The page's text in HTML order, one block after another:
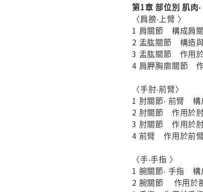
第1章 部位別 肌肉
〈肩膀‧上臂 〉
1 肩關節 構成肩
2 盂肱關節 構造
3 盂肱關節 作用
4 肩胛胸廓關節
〈手肘‧前臂〉
1 肘關節‧ 前臂 構
2 肘關節 作用於
3 肘關節 作用於
4 前臂 作用於前
〈手‧手指 〉
1 腕關節‧ 手指 構
2 腕關節 作用於